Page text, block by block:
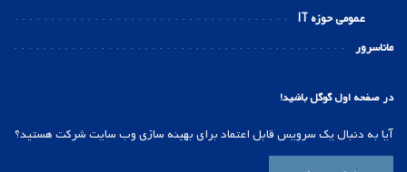
عمومی حوزه IT
ماناسرور
در صفحه اول گوگل باشید!
آیا به دنبال یک سرویس قابل اعتماد برای بهینه سازی وب سایت شرکت هستید؟